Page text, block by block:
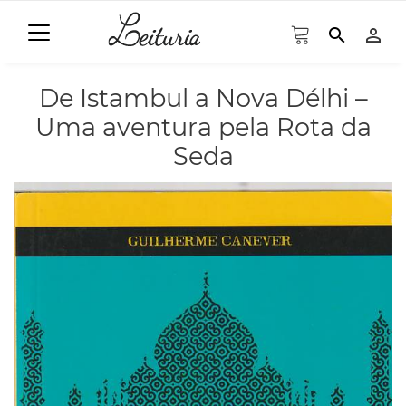
search person_outline
De Istambul a Nova Délhi –
Uma aventura pela Rota da
Seda